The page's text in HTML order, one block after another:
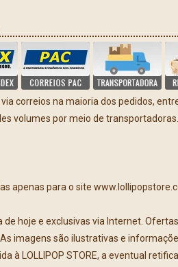
correios na maioria dos pedidos,
volumes por meio de
apenas para o site
hoje e exclusivas via Internet.
imagens são ilustrativas e
à LOLLIPOP STORE, a eventual